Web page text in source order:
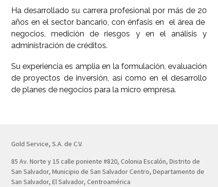
Ha desarrollado su carrera profesional por más de 20
años en el sector bancario, con énfasis en el área de
negocios, medición de riesgos y en el análisis y
administración de créditos.
Su experiencia es amplia en la formulación, evaluación
de proyectos de inversión, así como en el desarrollo
de planes de negocios para la micro empresa.
Gold Service, S.A. de C.V.
85 Av. Norte y 15 calle poniente #820, Colonia Escalón, Distrito de
San Salvador, Municipio de San Salvador Centro, Departamento de
San Salvador, El Salvador, Centroamérica